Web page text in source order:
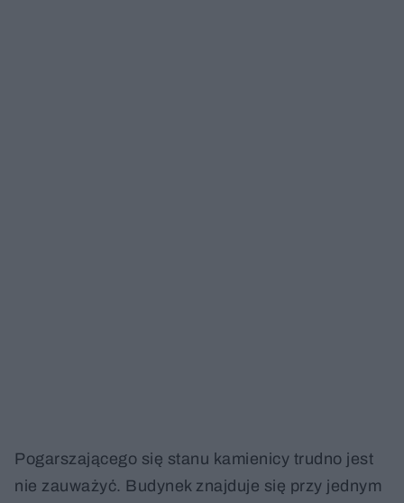
Pogarszającego się stanu kamienicy trudno jest
nie zauważyć. Budynek znajduje się przy jednym